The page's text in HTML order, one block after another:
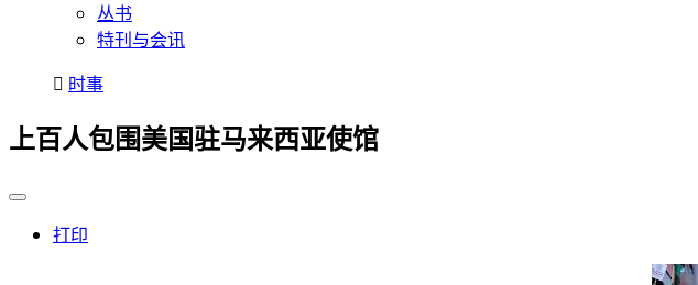
丛书
特刊与会讯
时事
上百人包围美国驻马来西亚使馆
打印